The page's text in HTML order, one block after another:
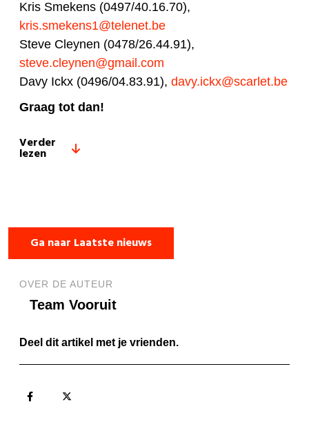
Kris Smekens (0497/40.16.70),
kris.smekens1@telenet.be
Steve Cleynen (0478/26.44.91),
steve.cleynen@gmail.com
Davy Ickx (0496/04.83.91), davy.ickx@scarlet.be
Graag tot dan!
Verder
lezen
Ga naar Laatste nieuws
OVER DE AUTEUR
Team Vooruit
Deel dit artikel met je vrienden.